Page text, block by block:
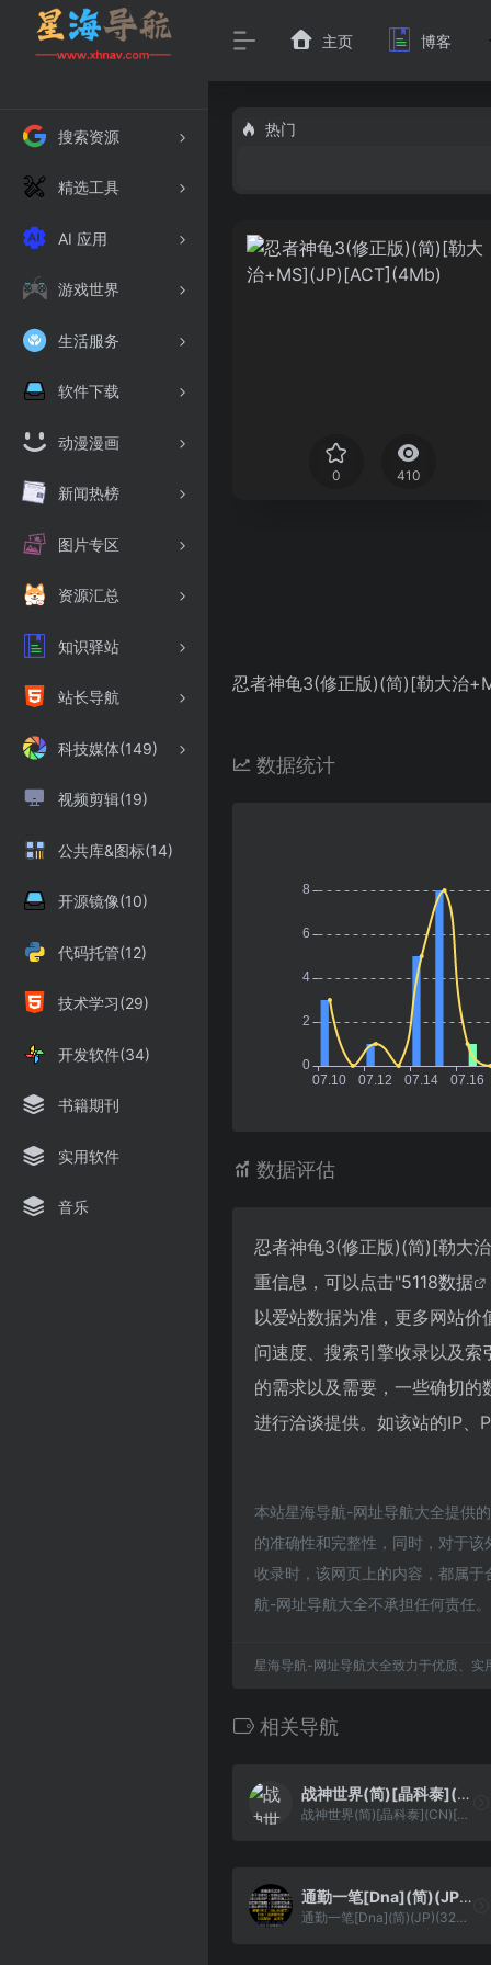
搜索资源
精选工具
AI 应用
游戏世界
生活服务
软件下载
动漫漫画
新闻热榜
图片专区
资源汇总
知识驿站
站长导航
科技媒体(149)
视频剪辑(19)
公共库&图标(14)
开源镜像(10)
代码托管(12)
技术学习(29)
开发软件(34)
书籍期刊
实用软件
音乐
主页 博客
热门
0 410
忍者神龟3(修正版)(简)[勒大治
数据统计
数据评估
忍者神龟3(修正版)(简)[勒大
重信息，可以点击"5118数据
以爱站数据为准，更多网站
问速度、搜索引擎收录以及
的需求以及需要，一些确切
进行洽谈提供。如该站的IP、
本站星海导航-网址导航大全提供
的准确性和完整性，同时，对于
收录时，该网页上的内容，都属
航-网址导航大全不承担任何责任。
星海导航-网址导航大全致力于优质、实
相关导航
战神世界(简)[晶科泰](CN)[RPG](8Mb)
战神世界(简)[晶科泰](CN)[RPG](8Mb)
通勤一笔[Dna](简)(JP)(32Mb)
通勤一笔[Dna](简)(JP)(32Mb)